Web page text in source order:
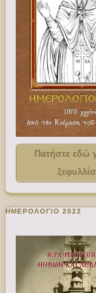
Πατήστε εδώ
ΗΜΕΡΟΛΟΓΙΟ 2022